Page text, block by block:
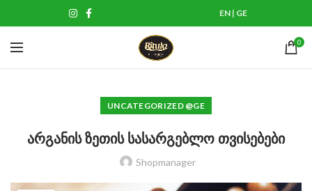
EN| GE
0
UNCATEGORIZED @GE
არგანის ზეთის სასარგებლო თვისებები
Shopmanager